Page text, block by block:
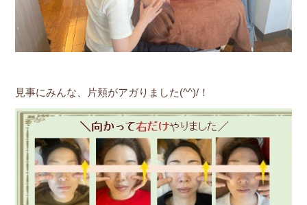
見事にみんな、片頬がアガりました(^^)/！